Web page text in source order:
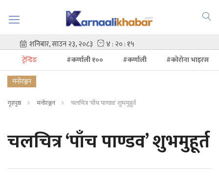
ट्रेन्डिङ #कर्णाली १०० #कर्णाली
#कोरोना भाइरस
मनोरञ्जन
गृहपृष्ठ मनोरञ्जन चलचित्र ‘पाँच पाण्डव’ शुभमुहूर्त
चलचित्र ‘पाँच पाण्डव’ शुभमुहूर्त